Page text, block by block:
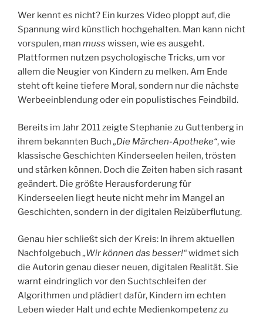
Wer kennt es nicht? Ein kurzes Video ploppt auf, die
Spannung wird künstlich hochgehalten. Man kann nicht
vorspulen, man muss wissen, wie es ausgeht.
Plattformen nutzen psychologische Tricks, um vor
allem die Neugier von Kindern zu melken. Am Ende
steht oft keine tiefere Moral, sondern nur die nächste
Werbeeinblendung oder ein populistisches Feindbild.
Bereits im Jahr 2011 zeigte Stephanie zu Guttenberg in
ihrem bekannten Buch„Die Märchen-Apotheke“, wie
klassische Geschichten Kinderseelen heilen, trösten
und stärken können. Doch die Zeiten haben sich rasant
geändert. Die größte Herausforderung für
Kinderseelen liegt heute nicht mehr im Mangel an
Geschichten, sondern in der digitalen Reizüberflutung.
Genau hier schließt sich der Kreis: In ihrem aktuellen
Nachfolgebuch„Wir können das besser!“widmet sich
die Autorin genau dieser neuen, digitalen Realität. Sie
warnt eindringlich vor den Suchtschleifen der
Algorithmen und plädiert dafür, Kindern im echten
Leben wieder Halt und echte Medienkompetenz zu